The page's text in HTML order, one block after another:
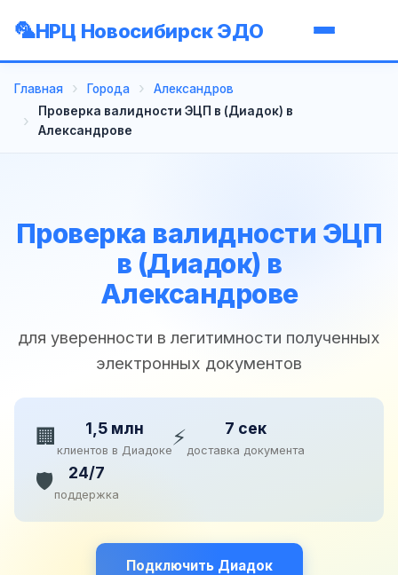
НРЦ Новосибирск ЭДО
Главная Города
Александров
Проверка валидности ЭЦП в (Диадок) в
Александрове
Проверка валидности ЭЦП
в (Диадок) в
Александрове
для уверенности в легитимности полученных
электронных документов
🏢 1,5 млн
клиентов в Диадоке⚡ 7 сек
доставка документа
🛡️ 24/7
поддержка
Подключить Диадок